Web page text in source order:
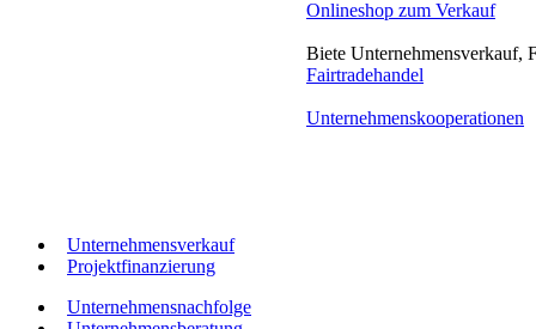
Onlineshop zum Verkauf
Biete Unternehmensverkauf,
Fairtradehandel
Unternehmenskooperationen
Unternehmensverkauf
Projektfinanzierung
Unternehmensnachfolge